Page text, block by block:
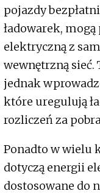
pojazdy
ładowarek,
elektryczną z
wewnętrzną sieć.
jednak
które uregulują
rozliczeń za
Ponadto w wielu
dotyczą energii
dostosowane do